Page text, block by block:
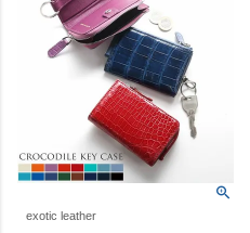
exotic leather